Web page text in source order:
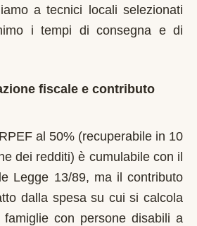
a tecnici locali selezionati
i tempi di consegna e di
fiscale e contributo
al 50% (recuperabile in 10
dei redditi) è cumulabile con il
Legge 13/89, ma il contributo
dalla spesa su cui si calcola
famiglie con persone disabili a